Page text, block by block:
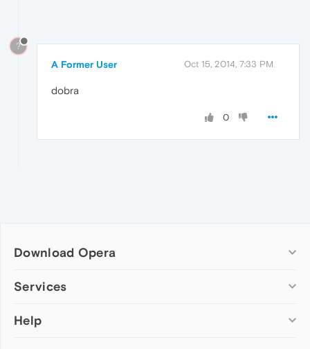
?
A Former User Oct 15, 2014, 7:33 PM
dobra
0
Download Opera
Computer browsers
Opera for Mac
Services
Add-ons
Help